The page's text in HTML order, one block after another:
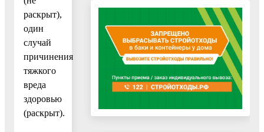
раскрыт),
один
случай
причинения
тяжкого
вреда
здоровью
(раскрыт).